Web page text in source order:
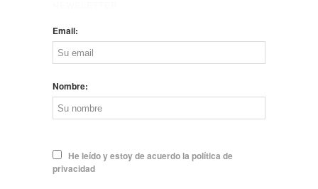
Email:
Nombre:
He leído y estoy de acuerdo la política de
privacidad